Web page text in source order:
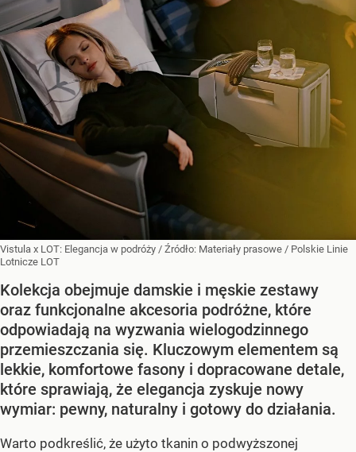
Vistula x LOT: Elegancja w podróży / Źródło: Materiały prasowe / Polskie Linie
Lotnicze LOT
Kolekcja obejmuje damskie i męskie zestawy
oraz funkcjonalne akcesoria podróżne, które
odpowiadają na wyzwania wielogodzinnego
przemieszczania się. Kluczowym elementem są
lekkie, komfortowe fasony i dopracowane detale,
które sprawiają, że elegancja zyskuje nowy
wymiar: pewny, naturalny i gotowy do działania.
Warto podkreślić, że użyto tkanin o podwyższonej